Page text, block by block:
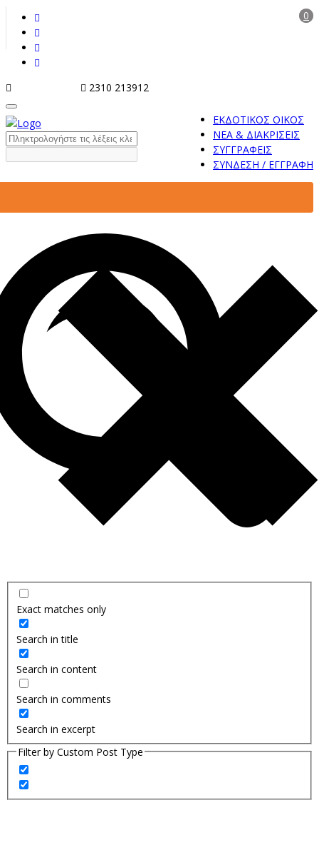
2310 213912
ΕΚΔΟΤΙΚΟΣ ΟΙΚΟΣ
ΝΕΑ & ΔΙΑΚΡΙΣΕΙΣ
ΣΥΓΓΡΑΦΕΙΣ
ΣΥΝΔΕΣΗ / ΕΓΓΡΑΦΗ
Exact matches only
Search in title
Search in content
Search in comments
Search in excerpt
Filter by Custom Post Type
0